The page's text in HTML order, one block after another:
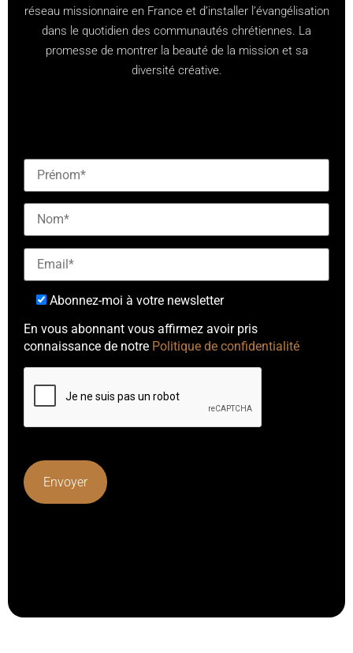
réseau missionnaire en France et d’installer l’évangélisation
dans le quotidien des communautés chrétiennes. La
promesse de montrer la beauté de la mission et sa
diversité créative.
Abonnez-moi à votre newsletter
En vous abonnant vous affirmez avoir pris
connaissance de notre Politique de confidentialité